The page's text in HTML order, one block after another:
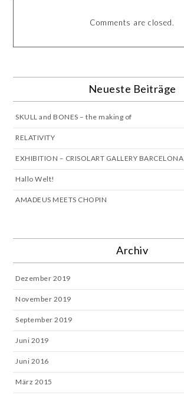
Comments are closed.
Neueste Beiträge
SKULL and BONES – the making of
RELATIVITY
EXHIBITION – CRISOLART GALLERY BARCELONA
Hallo Welt!
AMADEUS MEETS CHOPIN
Archiv
Dezember 2019
November 2019
September 2019
Juni 2019
Juni 2016
März 2015